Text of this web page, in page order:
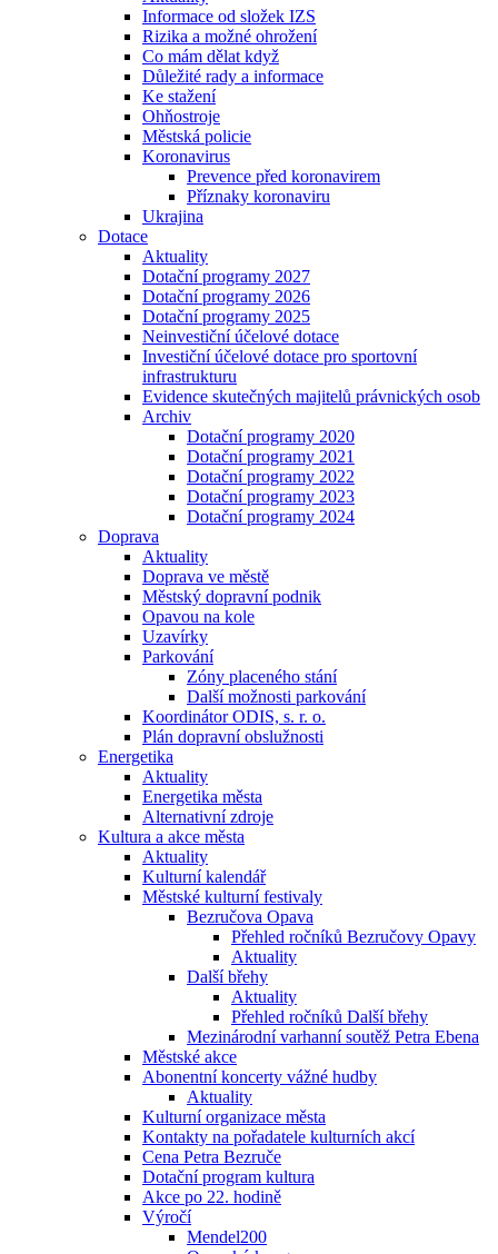
Informace od složek IZS
Rizika a možné ohrožení
Co mám dělat když
Důležité rady a informace
Ke stažení
Ohňostroje
Městská policie
Koronavirus
Prevence před koronavirem
Příznaky koronaviru
Ukrajina
Dotace
Aktuality
Dotační programy 2027
Dotační programy 2026
Dotační programy 2025
Neinvestiční účelové dotace
Investiční účelové dotace pro sportovní
infrastrukturu
Evidence skutečných majitelů právnických osob
Archiv
Dotační programy 2020
Dotační programy 2021
Dotační programy 2022
Dotační programy 2023
Dotační programy 2024
Doprava
Aktuality
Doprava ve městě
Městský dopravní podnik
Opavou na kole
Uzavírky
Parkování
Zóny placeného stání
Další možnosti parkování
Koordinátor ODIS, s. r. o.
Plán dopravní obslužnosti
Energetika
Aktuality
Energetika města
Alternativní zdroje
Kultura a akce města
Aktuality
Kulturní kalendář
Městské kulturní festivaly
Bezručova Opava
Přehled ročníků Bezručovy Opavy
Aktuality
Další břehy
Aktuality
Přehled ročníků Další břehy
Mezinárodní varhanní soutěž Petra Ebena
Městské akce
Abonentní koncerty vážné hudby
Aktuality
Kulturní organizace města
Kontakty na pořadatele kulturních akcí
Cena Petra Bezruče
Dotační program kultura
Akce po 22. hodině
Výročí
Mendel200